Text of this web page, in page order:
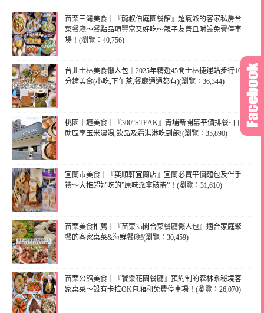
苗栗三灣美食｜『龍叔伯庭園餐館』超氣派的客家私房台
菜餐廳～餐點品項豐富又好吃～親子友善且附設免費停車
場！(瀏覽：40,756)
台北士林美食懶人包｜2025年精選45間士林捷運站步行10
分鐘美食(小吃,下午茶,餐廳通通都有)(瀏覽：36,344)
桃園中壢美食｜『300°STEAK』青埔新開幕平價排餐~自
助區享玉米濃湯,飲品及霜淇淋吃到飽!(瀏覽：35,890)
宜蘭市美食｜『奕順軒宜蘭店』宜蘭必買平價麵包及伴手
禮～大推超好吃的”原味派拿破崙”！(瀏覽：31,610)
苗栗美食推薦｜『苗栗35間合菜餐廳懶人包』適合家庭聚
餐的客家桌菜&海鮮餐廳!(瀏覽：30,459)
苗栗公館美食｜『饗樂花園餐廳』預約制的森林系秘境客
家桌菜～設有卡拉OK包廂和免費停車場！(瀏覽：26,070)